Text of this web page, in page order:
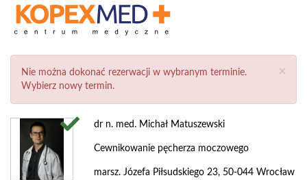
×
Nie można dokonać rezerwacji w wybranym terminie.
Wybierz nowy termin.
dr n. med. Michał Matuszewski
Cewnikowanie pęcherza moczowego
marsz. Józefa Piłsudskiego 23, 50-044 Wrocław